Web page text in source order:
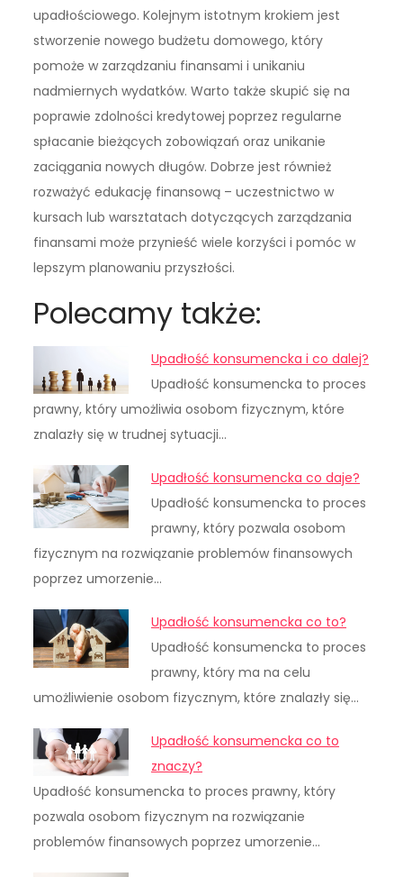
upadłościowego. Kolejnym istotnym krokiem jest
stworzenie nowego budżetu domowego, który
pomoże w zarządzaniu finansami i unikaniu
nadmiernych wydatków. Warto także skupić się na
poprawie zdolności kredytowej poprzez regularne
spłacanie bieżących zobowiązań oraz unikanie
zaciągania nowych długów. Dobrze jest również
rozważyć edukację finansową – uczestnictwo w
kursach lub warsztatach dotyczących zarządzania
finansami może przynieść wiele korzyści i pomóc w
lepszym planowaniu przyszłości.
Polecamy także:
Upadłość konsumencka i co dalej?
Upadłość konsumencka to proces
prawny, który umożliwia osobom fizycznym, które
znalazły się w trudnej sytuacji…
Upadłość konsumencka co daje?
Upadłość konsumencka to proces
prawny, który pozwala osobom
fizycznym na rozwiązanie problemów finansowych
poprzez umorzenie…
Upadłość konsumencka co to?
Upadłość konsumencka to proces
prawny, który ma na celu
umożliwienie osobom fizycznym, które znalazły się…
Upadłość konsumencka co to
znaczy?
Upadłość konsumencka to proces prawny, który
pozwala osobom fizycznym na rozwiązanie
problemów finansowych poprzez umorzenie…